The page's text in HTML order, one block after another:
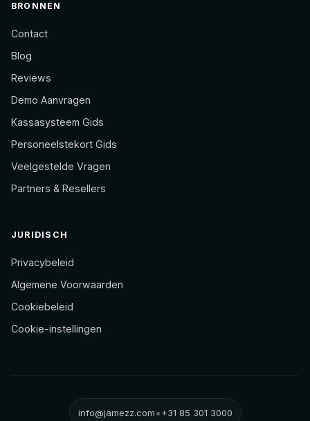
BRONNEN
Contact
Blog
Reviews
Demo Aanvragen
Kassasysteem Gids
Personeelstekort Gids
Veelgestelde Vragen
Partners & Resellers
JURIDISCH
Privacybeleid
Algemene Voorwaarden
Cookiebeleid
Cookie-instellingen
info@jamezz.com•+31 85 301 3000